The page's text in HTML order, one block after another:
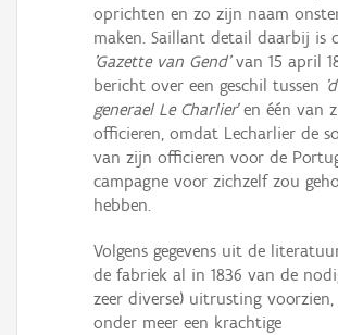
oprichten en zo zijn naam
maken. Saillant detail daarbij is
'Gazette van Gend'van 15 april
bericht over een geschil tussen
generael Le Charlier'en één van
officieren, omdat Lecharlier de
van zijn officieren voor de
campagne voor zichzelf zou
hebben.
Volgens gegevens uit de
de fabriek al in 1836 van de
zeer diverse) uitrusting
onder meer een krachtige